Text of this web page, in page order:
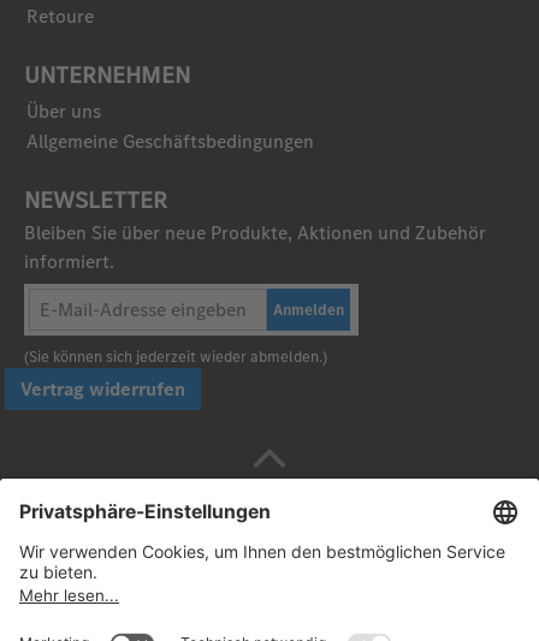
Retoure
UNTERNEHMEN
Über uns
Allgemeine Geschäftsbedingungen
NEWSLETTER
Bleiben Sie über neue Produkte, Aktionen und Zubehör
informiert.
Anmelden
(Sie können sich jederzeit wieder abmelden.)
Vertrag widerrufen
Sicher bezahlen mit